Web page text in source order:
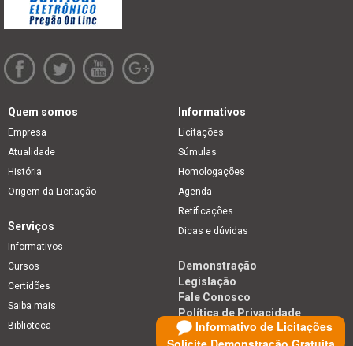
Informativo de Licitações
Quem somos
Empresa
Atualidade
História
Origem da Licitação
Informativos
Licitações
Súmulas
Homologações
Agenda
Retificações
Dicas e dúvidas
Serviços
Informativos
Cursos
Certidões
Saiba mais
Biblioteca
Demonstração
Legislação
Fale Conosco
Política de Privacidade